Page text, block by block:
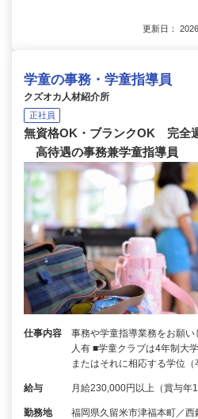
更新日：
学童の事務・学童指導員
クズオカ人材紹介所
正社員
無資格OK・ブランクOK 完全
高待遇の事務兼学童指導員
仕事内容
事務や学童指導業務をお願
人有 ■学童クラブは4年制大
またはそれに相応する学位（
給与 月給230,000円以上（賞与年
勤務地
福岡県久留米市津福本町／